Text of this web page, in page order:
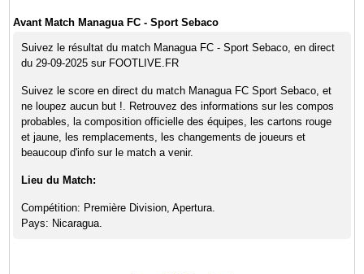
Avant Match Managua FC - Sport Sebaco
Suivez le résultat du match Managua FC - Sport Sebaco, en direct
du 29-09-2025 sur FOOTLIVE.FR
Suivez le score en direct du match Managua FC Sport Sebaco, et
ne loupez aucun but !. Retrouvez des informations sur les compos
probables, la composition officielle des équipes, les cartons rouge
et jaune, les remplacements, les changements de joueurs et
beaucoup d'info sur le match a venir.
Lieu du Match:
Compétition: Première Division, Apertura.
Pays: Nicaragua.